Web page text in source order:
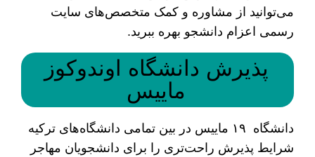
می‌توانید از مشاوره و کمک متخصص‌های سایت
رسمی اعزام دانشجو بهره ببرید.
پذیرش دانشگاه اوندوکوز
ماییس
دانشگاه ۱۹ ماییس در بین تمامی دانشگاه‌های ترکیه
شرایط پذیرش راحت‌تری را برای دانشجویان مهاجر